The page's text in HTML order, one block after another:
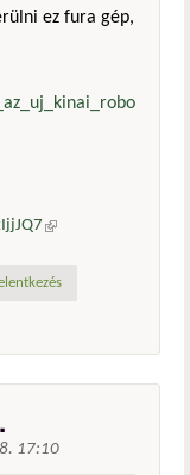
ez fura gép,
(külső
17:10